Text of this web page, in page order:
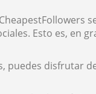
Esto es, en
puedes disfrutar